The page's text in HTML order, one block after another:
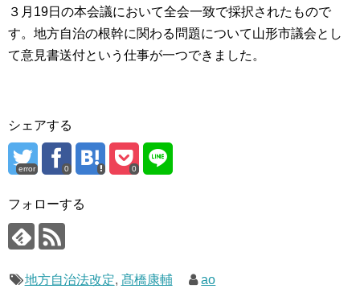
３月19日の本会議において全会一致で採択されたもので
す。地方自治の根幹に関わる問題について山形市議会とし
て意見書送付という仕事が一つできました。
シェアする
error 0 0
フォローする
地方自治法改定, 髙橋康輔 ao